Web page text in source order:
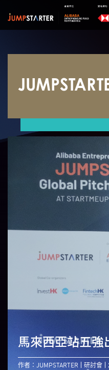
馬來西亞站五強
作者：JUMPSTARTER 研討會